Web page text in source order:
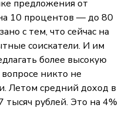
предложения от
10 процентов — до 80
с тем, что сейчас на
соискатели. И им
более высокую
никто не
Летом средний доход в
тысяч рублей. Это на 4%